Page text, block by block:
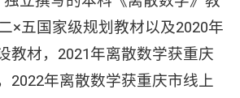
×五国家级规划教材以及2020年
教材，2021年离散数学获重庆
2022年离散数学获重庆市线上